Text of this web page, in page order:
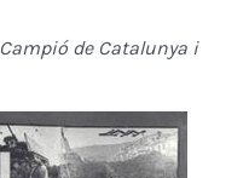
Campió de Catalunya i